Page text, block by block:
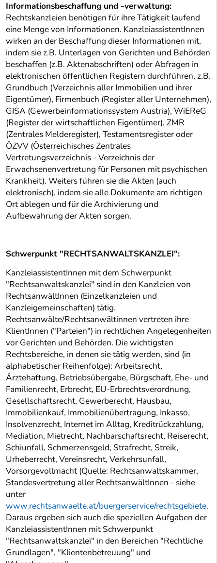
Informationsbeschaffung und -verwaltung:
Rechtskanzleien benötigen für ihre Tätigkeit laufend
eine Menge von Informationen. KanzleiassistentInnen
wirken an der Beschaffung dieser Informationen mit,
indem sie z.B. Unterlagen von Gerichten und Behörden
beschaffen (z.B. Aktenabschriften) oder Abfragen in
elektronischen öffentlichen Registern durchführen, z.B.
Grundbuch (Verzeichnis aller Immobilien und ihrer
Eigentümer), Firmenbuch (Register aller Unternehmen),
GISA (Gewerbeinformationssystem Austria), WiEReG
(Register der wirtschaftlichen Eigentümer), ZMR
(Zentrales Melderegister), Testamentsregister oder
ÖZVV (Österreichisches Zentrales
Vertretungsverzeichnis - Verzeichnis der
Erwachsenenvertretung für Personen mit psychischen
Krankheit). Weiters führen sie die Akten (auch
elektronisch), indem sie alle Dokumente am richtigen
Ort ablegen und für die Archivierung und
Aufbewahrung der Akten sorgen.
Schwerpunkt "RECHTSANWALTSKANZLEI":
KanzleiassistentInnen mit dem Schwerpunkt
"Rechtsanwaltskanzlei" sind in den Kanzleien von
RechtsanwältInnen (Einzelkanzleien und
Kanzleigemeinschaften) tätig.
Rechtsanwälte/Rechtsanwältinnen vertreten ihre
KlientInnen ("Parteien") in rechtlichen Angelegenheiten
vor Gerichten und Behörden. Die wichtigsten
Rechtsbereiche, in denen sie tätig werden, sind (in
alphabetischer Reihenfolge): Arbeitsrecht,
Ärztehaftung, Betriebsübergabe, Bürgschaft, Ehe- und
Familienrecht, Erbrecht, EU-Erbrechtsverordnung,
Gesellschaftsrecht, Gewerberecht, Hausbau,
Immobilienkauf, Immobilienübertragung, Inkasso,
Insolvenzrecht, Internet im Alltag, Kreditrückzahlung,
Mediation, Mietrecht, Nachbarschaftsrecht, Reiserecht,
Schiunfall, Schmerzensgeld, Strafrecht, Streik,
Urheberrecht, Vereinsrecht, Verkehrsunfall,
Vorsorgevollmacht (Quelle: Rechtsanwaltskammer,
Standesvertretung aller RechtsanwältInnen - siehe
unter
www.rechtsanwaelte.at/buergerservice/rechtsgebiete.
Daraus ergeben sich auch die speziellen Aufgaben der
KanzleiassistentInnen mit Schwerpunkt
"Rechtsanwaltskanzlei" in den Bereichen "Rechtliche
Grundlagen", "Klientenbetreuung" und